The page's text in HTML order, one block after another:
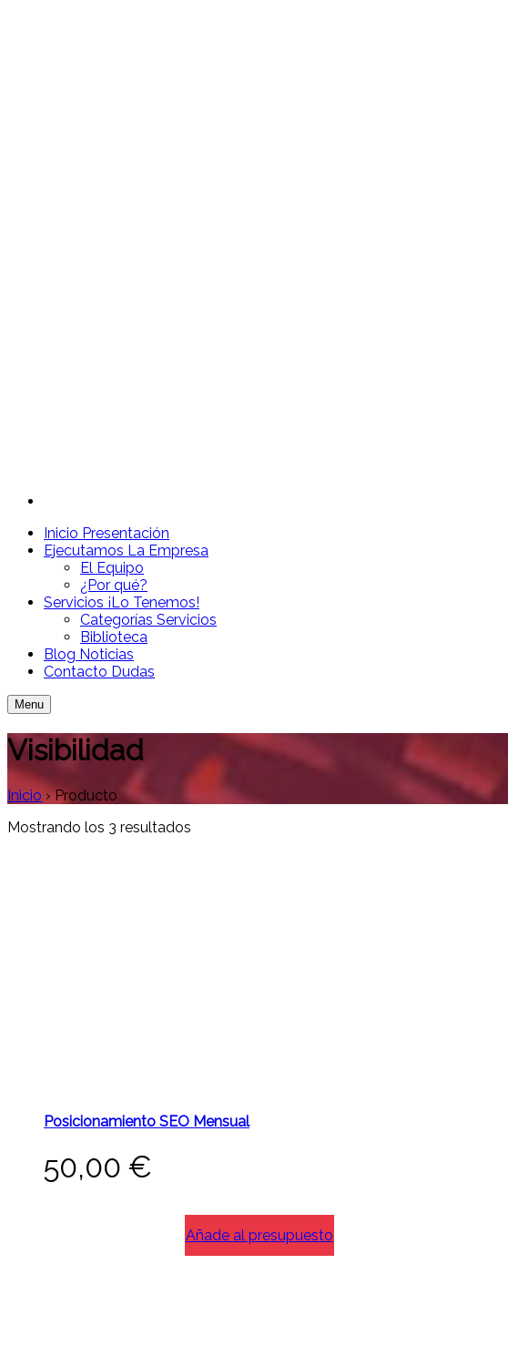
Inicio Presentación
Ejecutamos La Empresa
El Equipo
¿Por qué?
Servicios ¡Lo Tenemos!
Categorías Servicios
Biblioteca
Blog Noticias
Contacto Dudas
Menu
Visibilidad
Inicio ›Producto
Mostrando los 3 resultados
Posicionamiento SEO Mensual
50,00 €
Añade al presupuesto